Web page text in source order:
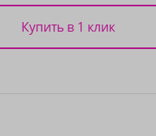
Купить в 1 клик